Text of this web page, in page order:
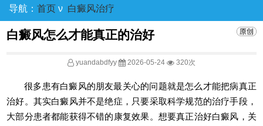
导航： 首页 ν 白癜风治疗
白癜风怎么才能真正的治好
yuandabdfyy 2026-05-24 320次
很多患有白癜风的朋友最关心的问题就是怎么才能把病真正
治好。其实白癜风并不是绝症，只要采取科学规范的治疗手段，
大部分患者都能获得不错的康复效果。想要真正治好白癜风，关